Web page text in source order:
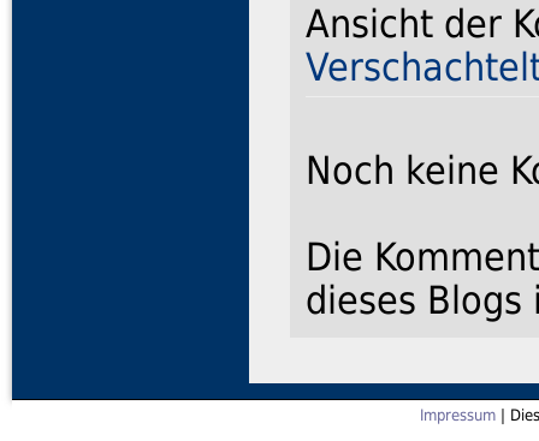
Ansicht der
Noch keine
Die
dieses
Impressum |